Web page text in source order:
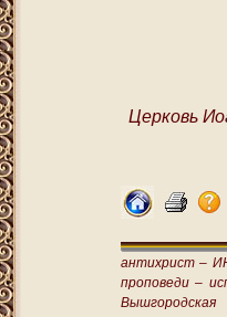
Церковь
антихрист –
проповеди –